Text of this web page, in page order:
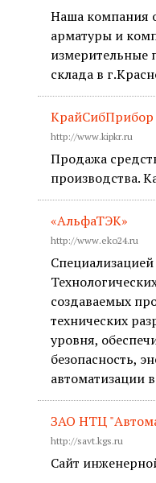
Наша компания
арматуры и
измерительные
склада в
КрайСибПрибор
http://www.kipkr.ru
Продажа
производства.
«АльфаТЭК»
http://www.eko24.ru
создаваемых
технических
уровня,
безопасность,
автоматизации
ЗАО НТЦ
http://savt.kgs.ru
Сайт